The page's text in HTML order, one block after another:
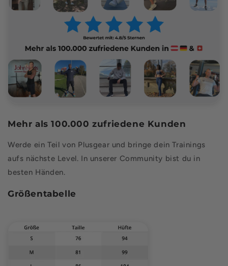
Mehr als 100.000 zufriedene Kunden
Werde ein Teil von Plusgear und bringe dein Trainings
aufs nächste Level. In unserer Community bist du in
besten Händen.
Größentabelle